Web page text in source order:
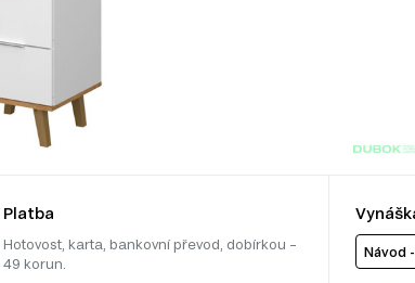
Platba
Hotovost, karta, bankovní převod, dobírkou –
49 korun.
Návod